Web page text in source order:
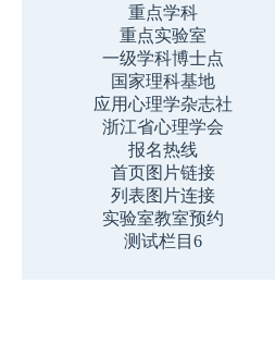
重点学科
重点实验室
一级学科博士点
国家理科基地
应用心理学杂志社
浙江省心理学会
报名热线
首页图片链接
列表图片连接
实验室教室预约
测试栏目6